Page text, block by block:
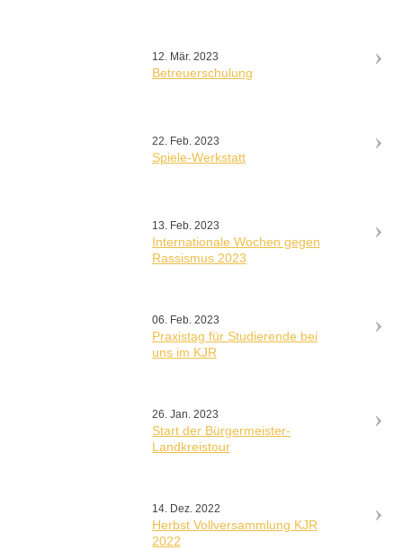
12. Mär. 2023
Betreuerschulung
22. Feb. 2023
Spiele-Werkstatt
13. Feb. 2023
Internationale Wochen gegen
Rassismus 2023
06. Feb. 2023
Praxistag für Studierende bei
uns im KJR
26. Jan. 2023
Start der Bürgermeister-
Landkreistour
14. Dez. 2022
Herbst Vollversammlung KJR
2022